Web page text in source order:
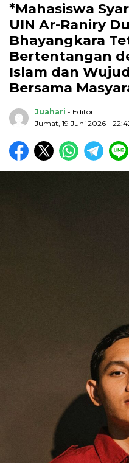
*Mahasiswa
UIN Ar-Raniry
Bhayangkara
Bertentangan
Islam dan
Bersama
Juahari - Editor
Jumat, 19 Juni 2026 -